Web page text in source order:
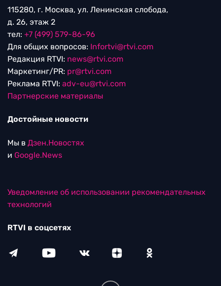
115280, г. Москва, ул. Ленинская слобода,
д. 26, этаж 2
тел: +7 (499) 579-86-96
Для общих вопросов: Infortvi@rtvi.com
Редакция RTVI: news@rtvi.com
Маркетинг/PR: pr@rtvi.com
Реклама RTVI: adv-eu@rtvi.com
Партнерские материалы
Достойные новости
Мы в Дзен.Новостях
и Google.News
Уведомление об использовании рекомендательных
технологий
RTVI в соцсетях